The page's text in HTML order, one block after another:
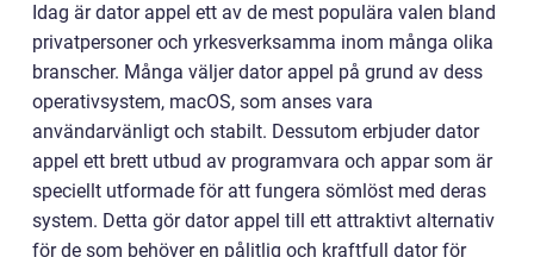
Idag är dator appel ett av de mest populära valen bland
privatpersoner och yrkesverksamma inom många olika
branscher. Många väljer dator appel på grund av dess
operativsystem, macOS, som anses vara
användarvänligt och stabilt. Dessutom erbjuder dator
appel ett brett utbud av programvara och appar som är
speciellt utformade för att fungera sömlöst med deras
system. Detta gör dator appel till ett attraktivt alternativ
för de som behöver en pålitlig och kraftfull dator för